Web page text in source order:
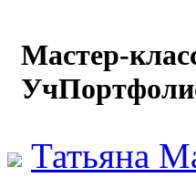
Мастер-
Татьяна